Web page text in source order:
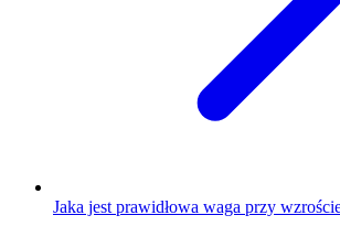
Jaka jest prawidłowa waga przy